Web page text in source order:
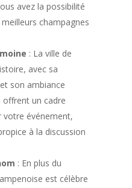
avez la possibilité
champagnes
: La ville de
avec sa
son ambiance
offrent un cadre
votre événement,
à la discussion
: En plus du
est célèbre